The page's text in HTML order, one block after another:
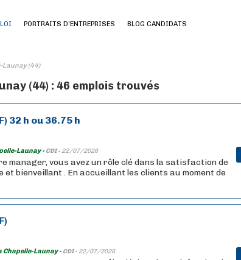
PORTRAITS D'ENTREPRISES BLOG CANDIDATS
Launay (44)
(44) : 46 emplois trouvés
32 h ou 36.75 h
Launay -CDI - 22/07/2026
manager, vous avez un rôle clé dans la satisfaction de
et bienveillant . En accueillant les clients au moment de
Chapelle-Launay -CDI - 22/07/2026